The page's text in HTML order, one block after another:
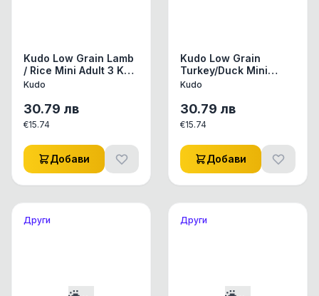
Kudo Low Grain Lamb
/ Rice Mini Adult 3 Kg -
за мини породи над 1
Kudo
30.79 лв
€15.74
Добави
Kudo Low Grain
Turkey/Duck Mini
Junior храна за
породи до 1 год - 3
кг.
Kudo
30.79 лв
€15.74
Добави
Други Други